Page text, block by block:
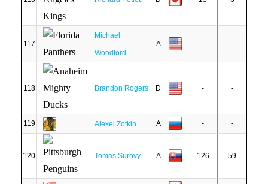
117
Michael
Woodford
A - -
118 Brandon Rogers D - -
119 Alexei Zotkin A - -
120 Tomas Surovy A 126 59